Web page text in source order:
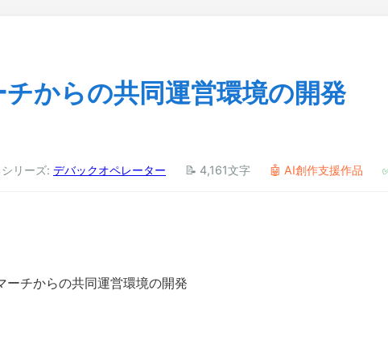
からの共同運営環境の開発
リーズ: デバックオペレーター 📝 4,161文字 🤖 AI創作支援作品
チからの共同運営環境の開発